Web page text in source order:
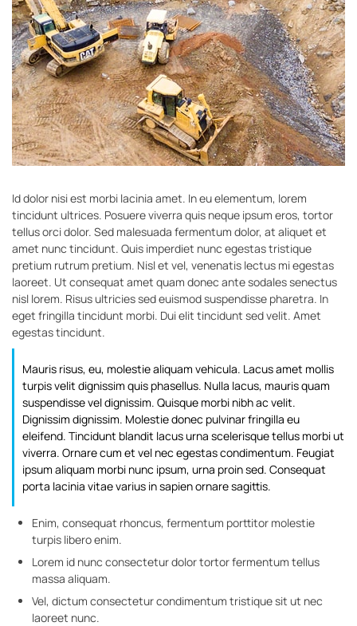
Id dolor nisi est morbi lacinia amet. In eu elementum, lorem
tincidunt ultrices. Posuere viverra quis neque ipsum eros, tortor
tellus orci dolor. Sed malesuada fermentum dolor, at aliquet et
amet nunc tincidunt. Quis imperdiet nunc egestas tristique
pretium rutrum pretium. Nisl et vel, venenatis lectus mi egestas
laoreet. Ut consequat amet quam donec ante sodales senectus
nisl lorem. Risus ultricies sed euismod suspendisse pharetra. In
eget fringilla tincidunt morbi. Dui elit tincidunt sed velit. Amet
egestas tincidunt.
Mauris risus, eu, molestie aliquam vehicula. Lacus amet mollis
turpis velit dignissim quis phasellus. Nulla lacus, mauris quam
suspendisse vel dignissim. Quisque morbi nibh ac velit.
Dignissim dignissim. Molestie donec pulvinar fringilla eu
eleifend. Tincidunt blandit lacus urna scelerisque tellus morbi ut
viverra. Ornare cum et vel nec egestas condimentum. Feugiat
ipsum aliquam morbi nunc ipsum, urna proin sed. Consequat
porta lacinia vitae varius in sapien ornare sagittis.
Enim, consequat rhoncus, fermentum porttitor molestie
turpis libero enim.
Lorem id nunc consectetur dolor tortor fermentum tellus
massa aliquam.
Vel, dictum consectetur condimentum tristique sit ut nec
laoreet nunc.